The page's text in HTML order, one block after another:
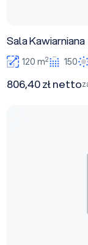
Sala Kawiarniana
120 m2 150
806,40 zł netto